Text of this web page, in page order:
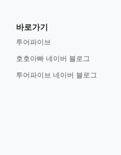
바로가기
투어파이브
호호아빠 네이버 블로그
투어파이브 네이버 블로그